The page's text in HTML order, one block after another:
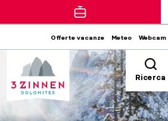
Offerte vacanze Meteo Webcam
Ricerca